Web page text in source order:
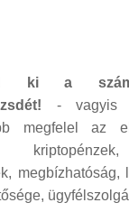
ki a
- vagyis
megfelel az
megbízhatóság,